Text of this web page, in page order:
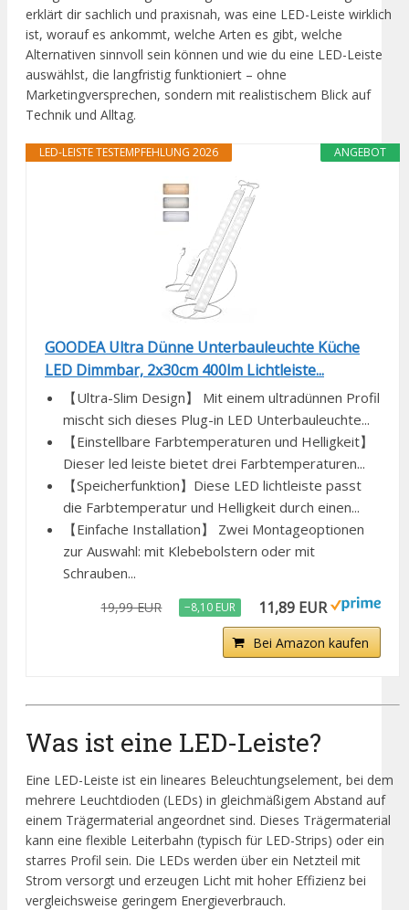
erklärt dir sachlich und praxisnah, was eine LED-Leiste wirklich
ist, worauf es ankommt, welche Arten es gibt, welche
Alternativen sinnvoll sein können und wie du eine LED-Leiste
auswählst, die langfristig funktioniert – ohne
Marketingversprechen, sondern mit realistischem Blick auf
Technik und Alltag.
ANGEBOT
LED-LEISTE TESTEMPFEHLUNG 2026
GOODEA Ultra Dünne Unterbauleuchte Küche
LED Dimmbar, 2x30cm 400lm Lichtleiste...
【Ultra-Slim Design】 Mit einem ultradünnen Profil
mischt sich dieses Plug-in LED Unterbauleuchte...
【Einstellbare Farbtemperaturen und Helligkeit】
Dieser led leiste bietet drei Farbtemperaturen...
【Speicherfunktion】Diese LED lichtleiste passt
die Farbtemperatur und Helligkeit durch einen...
【Einfache Installation】 Zwei Montageoptionen
zur Auswahl: mit Klebebolstern oder mit
Schrauben...
19,99 EUR −8,10 EUR 11,89 EUR
Bei Amazon kaufen
Was ist eine LED-Leiste?
Eine LED-Leiste ist ein lineares Beleuchtungselement, bei dem
mehrere Leuchtdioden (LEDs) in gleichmäßigem Abstand auf
einem Trägermaterial angeordnet sind. Dieses Trägermaterial
kann eine flexible Leiterbahn (typisch für LED-Strips) oder ein
starres Profil sein. Die LEDs werden über ein Netzteil mit
Strom versorgt und erzeugen Licht mit hoher Effizienz bei
vergleichsweise geringem Energieverbrauch.